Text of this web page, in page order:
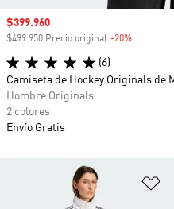
Precio de venta
$399.960
$499.950 Precio original -20%
(6)
Camiseta de Hockey Originals de
Hombre Originals
2 colores
Envío Gratis